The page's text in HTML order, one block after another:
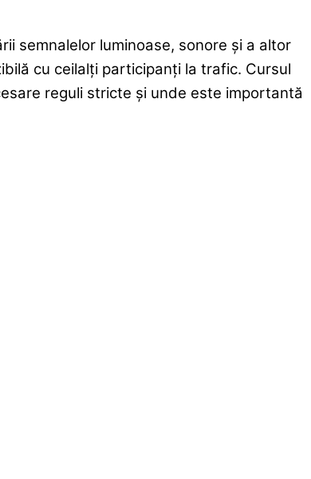
semnalelor luminoase, sonore și a altor
cu ceilalți participanți la trafic. Cursul
reguli stricte și unde este importantă